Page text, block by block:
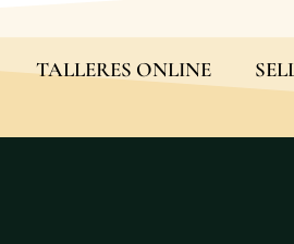
TALLERES ONLINE